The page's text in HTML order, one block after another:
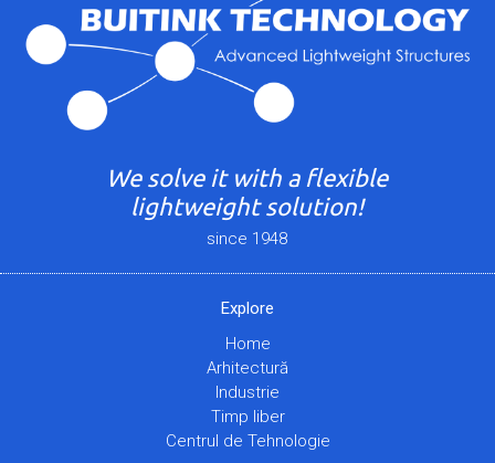
We solve it with a flexible
lightweight solution!
since 1948
Explore
Home
Arhitectură
Industrie
Timp liber
Centrul de Tehnologie